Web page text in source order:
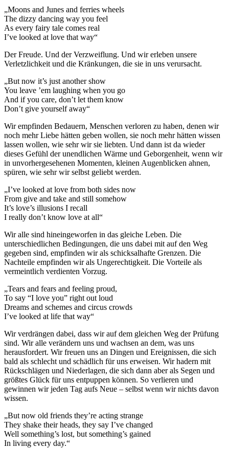
„Moons and Junes and ferries wheels
The dizzy dancing way you feel
As every fairy tale comes real
I’ve looked at love that way“
Der Freude. Und der Verzweiflung. Und wir erleben unsere
Verletzlichkeit und die Kränkungen, die sie in uns verursacht.
„But now it’s just another show
You leave ’em laughing when you go
And if you care, don’t let them know
Don’t give yourself away“
Wir empfinden Bedauern, Menschen verloren zu haben, denen wir
noch mehr Liebe hätten geben wollen, sie noch mehr hätten wissen
lassen wollen, wie sehr wir sie liebten. Und dann ist da wieder
dieses Gefühl der unendlichen Wärme und Geborgenheit, wenn wir
in unvorhergesehenen Momenten, kleinen Augenblicken ahnen,
spüren, wie sehr wir selbst geliebt werden.
„I’ve looked at love from both sides now
From give and take and still somehow
It’s love’s illusions I recall
I really don’t know love at all“
Wir alle sind hineingeworfen in das gleiche Leben. Die
unterschiedlichen Bedingungen, die uns dabei mit auf den Weg
gegeben sind, empfinden wir als schicksalhafte Grenzen. Die
Nachteile empfinden wir als Ungerechtigkeit. Die Vorteile als
vermeintlich verdienten Vorzug.
„Tears and fears and feeling proud,
To say “I love you” right out loud
Dreams and schemes and circus crowds
I’ve looked at life that way“
Wir verdrängen dabei, dass wir auf dem gleichen Weg der Prüfung
sind. Wir alle verändern uns und wachsen an dem, was uns
herausfordert. Wir freuen uns an Dingen und Ereignissen, die sich
bald als schlecht und schädlich für uns erweisen. Wir hadern mit
Rückschlägen und Niederlagen, die sich dann aber als Segen und
größtes Glück für uns entpuppen können. So verlieren und
gewinnen wir jeden Tag aufs Neue – selbst wenn wir nichts davon
wissen.
„But now old friends they’re acting strange
They shake their heads, they say I’ve changed
Well something’s lost, but something’s gained
In living every day.“